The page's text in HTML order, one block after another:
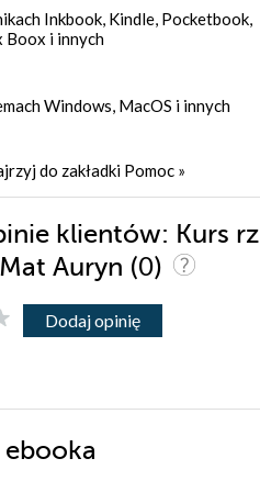
Inkbook, Kindle, Pocketbook,
Boox i innych
Windows, MacOS i innych
do zakładki Pomoc »
klientów: Kurs
Auryn (0)
Dodaj opinię
ebooka